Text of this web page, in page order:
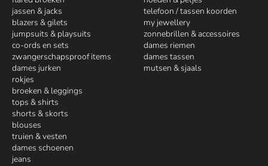
jassen & jacks
blazers & gilets
jumpsuits & playsuits
co-ords en sets
zwangerschapsproof items
dames jurken
rokjes
broeken & leggings
tops & shirts
shorts & skorts
blouses
truien & vesten
dames schoenen
jeans
telefoon / tassen koorden
my jewellery
zonnebrillen & accessoires
dames riemen
dames tassen
mutsen & sjaals